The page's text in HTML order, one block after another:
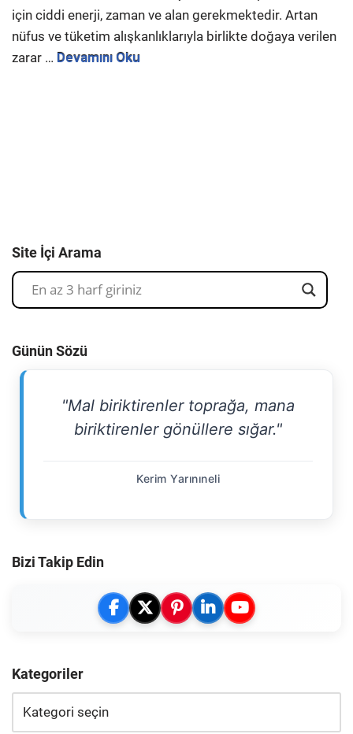
için ciddi enerji, zaman ve alan gerekmektedir. Artan
nüfus ve tüketim alışkanlıklarıyla birlikte doğaya verilen
zarar … Devamını Oku
Site İçi Arama
Günün Sözü
"Mal biriktirenler toprağa, mana
biriktirenler gönüllere sığar."
Kerim Yarınıneli
Bizi Takip Edin
Kategoriler